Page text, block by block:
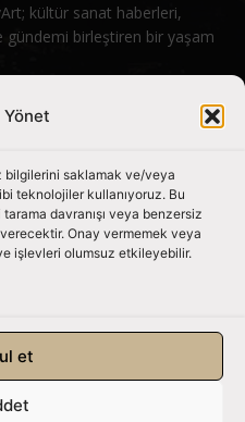
Yönet
bilgilerini saklamak ve/veya
teknolojiler kullanıyoruz. Bu
davranışı veya benzersiz
Onay vermemek veya
işlevleri olumsuz etkileyebilir.
et
kültür sanat haberleri,
birleştiren bir yaşam
Edin